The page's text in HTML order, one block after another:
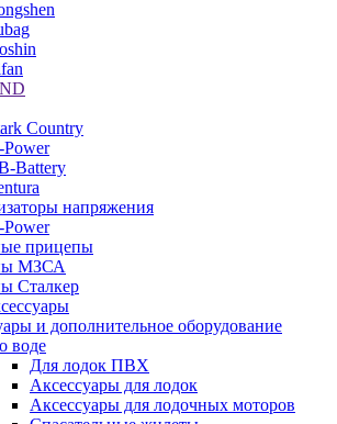
Country
Battery
напряжения
прицепы
МЗСА
Сталкер
и дополнительное оборудование
воде
Для лодок ПВХ
Аксессуары для лодок
Аксессуары для лодочных моторов